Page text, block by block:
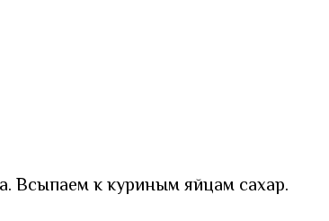
Всыпаем к куриным яйцам сахар.